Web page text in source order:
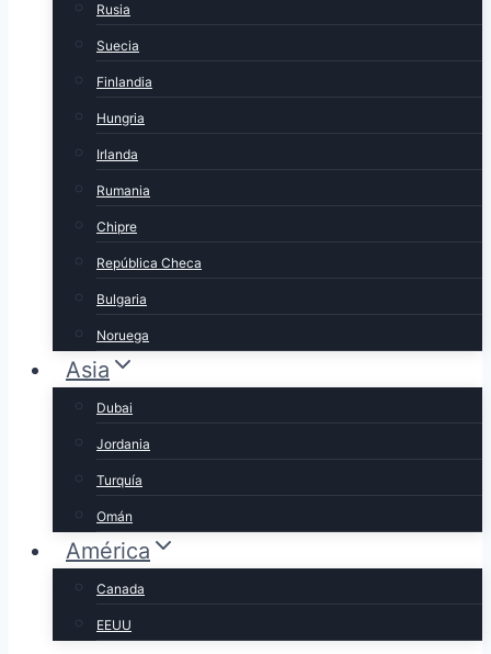
Rusia
Suecia
Finlandia
Hungria
Irlanda
Rumania
Chipre
República Checa
Bulgaria
Noruega
Asia
Dubai
Jordania
Turquía
Omán
América
Canada
EEUU